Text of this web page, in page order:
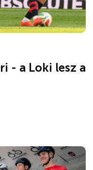
- a Loki lesz a